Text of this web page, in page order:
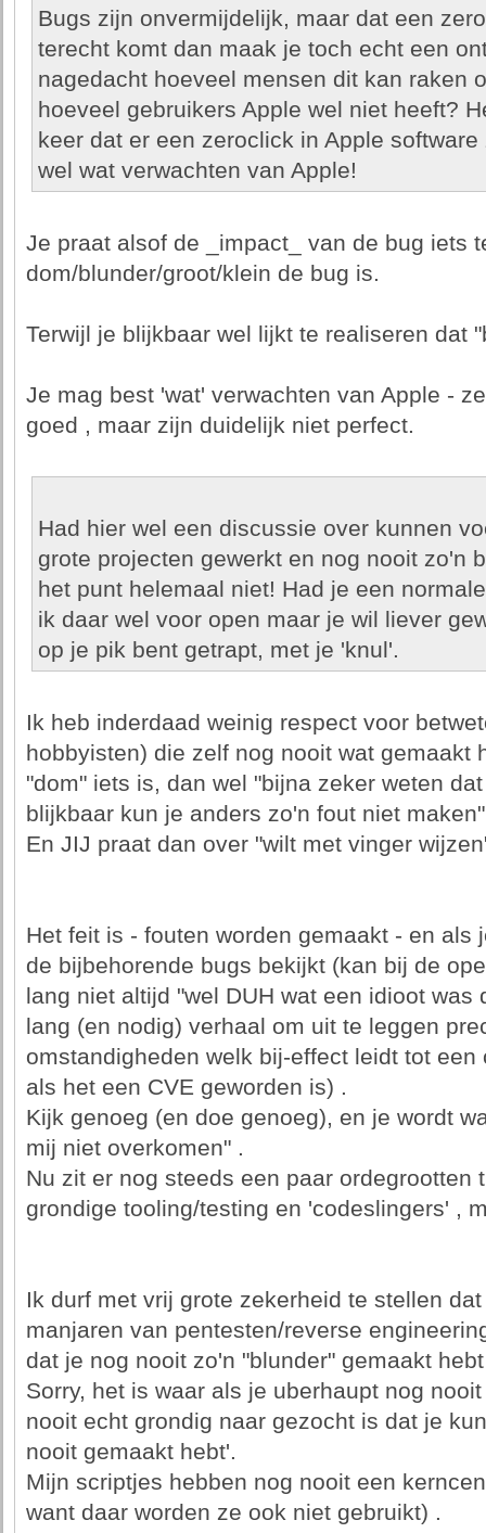
Bugs zijn onvermijdelijk, maar dat een
terecht komt dan maak je toch echt een
nagedacht hoeveel mensen dit kan raken
hoeveel gebruikers Apple wel niet heeft?
keer dat er een zeroclick in Apple
wel wat verwachten van Apple!
Je praat alsof de _impact_ van de bug iets
dom/blunder/groot/klein de bug is.
Terwijl je blijkbaar wel lijkt te realiseren dat
Je mag best 'wat' verwachten van Apple -
goed , maar zijn duidelijk niet perfect.
Had hier wel een discussie over kunnen
grote projecten gewerkt en nog nooit zo'n
het punt helemaal niet! Had je een
ik daar wel voor open maar je wil liever
op je pik bent getrapt, met je 'knul'.
Ik heb inderdaad weinig respect voor
hobbyisten) die zelf nog nooit wat gemaakt
"dom" iets is, dan wel "bijna zeker weten
blijkbaar kun je anders zo'n fout niet
En JIJ praat dan over "wilt met vinger
Het feit is - fouten worden gemaakt - en als
de bijbehorende bugs bekijkt (kan bij de
lang niet altijd "wel DUH wat een idioot was
lang (en nodig) verhaal om uit te leggen
omstandigheden welk bij-effect leidt tot
als het een CVE geworden is) .
Kijk genoeg (en doe genoeg), en je wordt
mij niet overkomen" .
Nu zit er nog steeds een paar ordegrootten
grondige tooling/testing en 'codeslingers' ,
Ik durf met vrij grote zekerheid te stellen
manjaren van pentesten/reverse
dat je nog nooit zo'n "blunder" gemaakt
Sorry, het is waar als je uberhaupt nog
nooit echt grondig naar gezocht is dat je
nooit gemaakt hebt'.
Mijn scriptjes hebben nog nooit een
want daar worden ze ook niet gebruikt) .